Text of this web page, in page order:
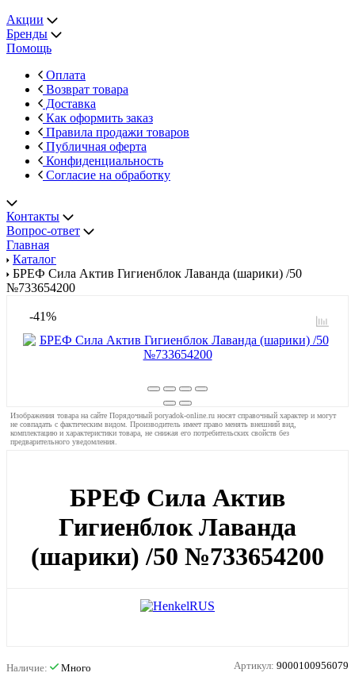
Акции
Бренды
Помощь
Оплата
Возврат товара
Доставка
Как оформить заказ
Правила продажи товаров
Публичная оферта
Конфиденциальность
Согласие на обработку
Контакты
Вопрос-ответ
Главная
Каталог
БРЕФ Сила Актив Гигиенблок Лаванда (шарики) /50
№733654200
-41%
Изображения товара на сайте Порядочный poryadok-online.ru носят справочный характер и могут
не совпадать с фактическим видом. Производитель имеет право менять внешний вид,
комплектацию и характеристики товара, не снижая его потребительских свойств без
предварительного уведомления.
БРЕФ Сила Актив
Гигиенблок Лаванда
(шарики) /50 №733654200
Наличие: Много Артикул: 9000100956079